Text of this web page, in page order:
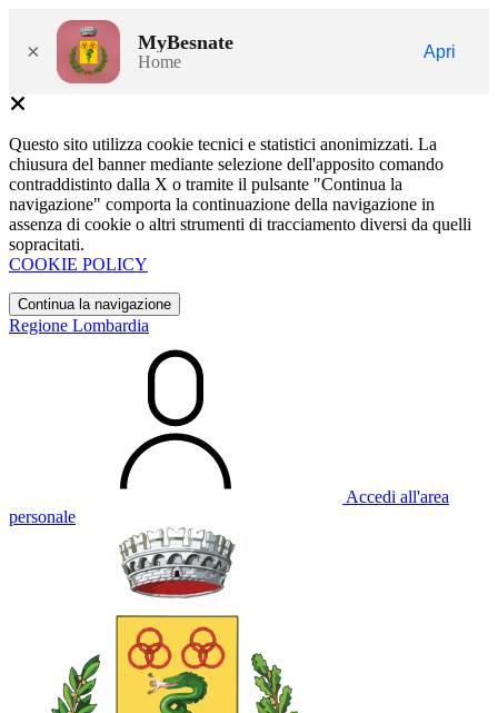
× MyBesnate
Home
Apri
Questo sito utilizza cookie tecnici e statistici anonimizzati. La
chiusura del banner mediante selezione dell'apposito comando
contraddistinto dalla X o tramite il pulsante "Continua la
navigazione" comporta la continuazione della navigazione in
assenza di cookie o altri strumenti di tracciamento diversi da quelli
sopracitati.
COOKIE POLICY
Continua la navigazione
Regione Lombardia
Accedi all'area
personale